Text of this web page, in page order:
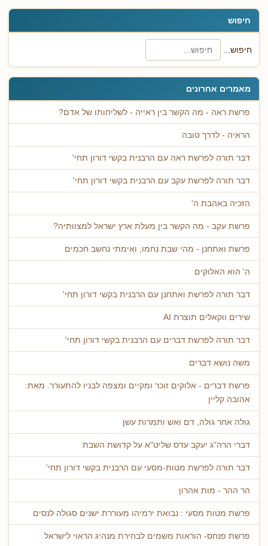
חיפוש
חיפוש...
מאמרים אחרונים
פרשת ראה - מה הקשר בין ראייה - לשליחותו של אדם?
הראיה - לדרך טובה
דבר תורה לפרשת ראה עם הרבנית בקשי דורון תחי'
דבר תורה לפרשת עקב עם הרבנית בקשי דורון תחי'
הזכיה באהבת ה'
פרשת עקב - מה הקשר בין מעלת ארץ ישראל למצוותיה?
פרשת ואתחנן - מהי שבת נחמו, ואימתי נחשב חכמים
ה' הוא האלוקים
דבר תורה לפרשת ואתחנן עם הרבנית בקשי דורון תחי'
שירים ווקאלים תוצרת AI
דבר תורה לפרשת דברים עם הרבנית בקשי דורון תחי'
משה נושא דברים
פרשת דברים - אלוקים זוכר ומקיים ומצפה לבניו להתעורר. מאת:
אהובה קליין
גולה אחר גולה, דם ואש ותמרות עשן
דברי הרה"ג יעקב עדס שליט"א על קדושת השבת
דבר תורה לפרשת מטות-מסעי עם הרבנית בקשי דורון תחי'
הר ההר - מות אהרון
פרשת מטות מסעי : נבואת ירמיהו מעוררת ישנים סגולה לנסים
פרשת פנחס- הוראות משמים לבחירת מנהיג הראוי לישראל